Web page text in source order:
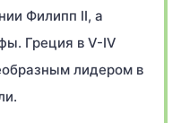
Филипп II, а
Греция в V-IV
лидером в